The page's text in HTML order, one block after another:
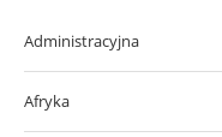
Administracyjna
Afryka